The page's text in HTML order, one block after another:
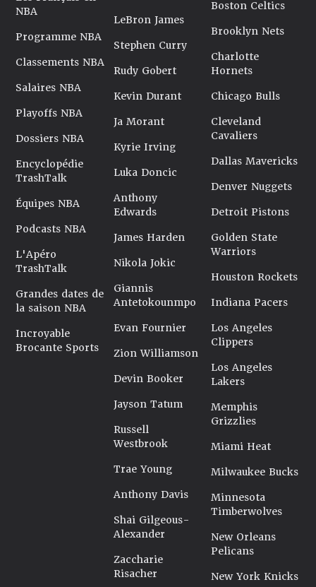
NBA
Programme NBA
Classements NBA
Salaires NBA
Playoffs NBA
Dossiers NBA
Encyclopédie
TrashTalk
Équipes NBA
Podcasts NBA
L'Apéro
TrashTalk
Grandes dates de
la saison NBA
Incroyable
Brocante Sports
LeBron James
Stephen Curry
Rudy Gobert
Kevin Durant
Ja Morant
Kyrie Irving
Luka Doncic
Anthony
Edwards
James Harden
Nikola Jokic
Giannis
Antetokounmpo
Evan Fournier
Zion Williamson
Devin Booker
Jayson Tatum
Russell
Westbrook
Trae Young
Anthony Davis
Shai Gilgeous-
Alexander
Zaccharie
Risacher
Boston Celtics
Brooklyn Nets
Charlotte
Hornets
Chicago Bulls
Cleveland
Cavaliers
Dallas Mavericks
Denver Nuggets
Detroit Pistons
Golden State
Warriors
Houston Rockets
Indiana Pacers
Los Angeles
Clippers
Los Angeles
Lakers
Memphis
Grizzlies
Miami Heat
Milwaukee Bucks
Minnesota
Timberwolves
New Orleans
Pelicans
New York Knicks